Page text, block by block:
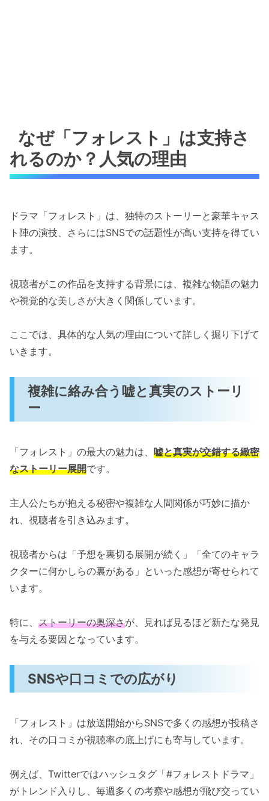
なぜ「フォレスト」は支持さ
れるのか？人気の理由
ドラマ「フォレスト」は、独特のストーリーと豪華キャス
ト陣の演技、さらにはSNSでの話題性が高い支持を得てい
ます。
視聴者がこの作品を支持する背景には、複雑な物語の魅力
や視覚的な美しさが大きく関係しています。
ここでは、具体的な人気の理由について詳しく掘り下げて
いきます。
複雑に絡み合う嘘と真実のストーリ
ー
「フォレスト」の最大の魅力は、 嘘と真実が交錯する緻密
なストーリー展開です。
主人公たちが抱える秘密や複雑な人間関係が巧妙に描か
れ、視聴者を引き込みます。
視聴者からは「予想を裏切る展開が続く」「全てのキャラ
クターに何かしらの裏がある」といった感想が寄せられて
います。
特に、 ストーリーの奥深さが、見れば見るほど新たな発見
を与える要因となっています。
SNSや口コミでの広がり
「フォレスト」は放送開始からSNSで多くの感想が投稿さ
れ、その口コミが視聴率の底上げにも寄与しています。
例えば、Twitterではハッシュタグ「#フォレストドラマ」
がトレンド入りし、毎週多くの考察や感想が飛び交ってい